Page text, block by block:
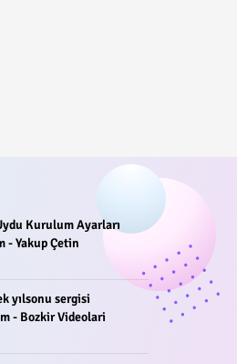
Kurulum Ayarları
- Yakup Çetin
yılsonu sergisi
- Bozkir Videolari